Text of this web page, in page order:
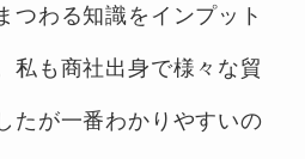
つわる知識をインプット
私も商社出身で様々な貿
たが一番わかりやすいの